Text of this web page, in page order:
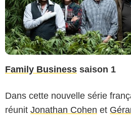
Family Business saison 1
Dans cette nouvelle série
réunit Jonathan Cohen et